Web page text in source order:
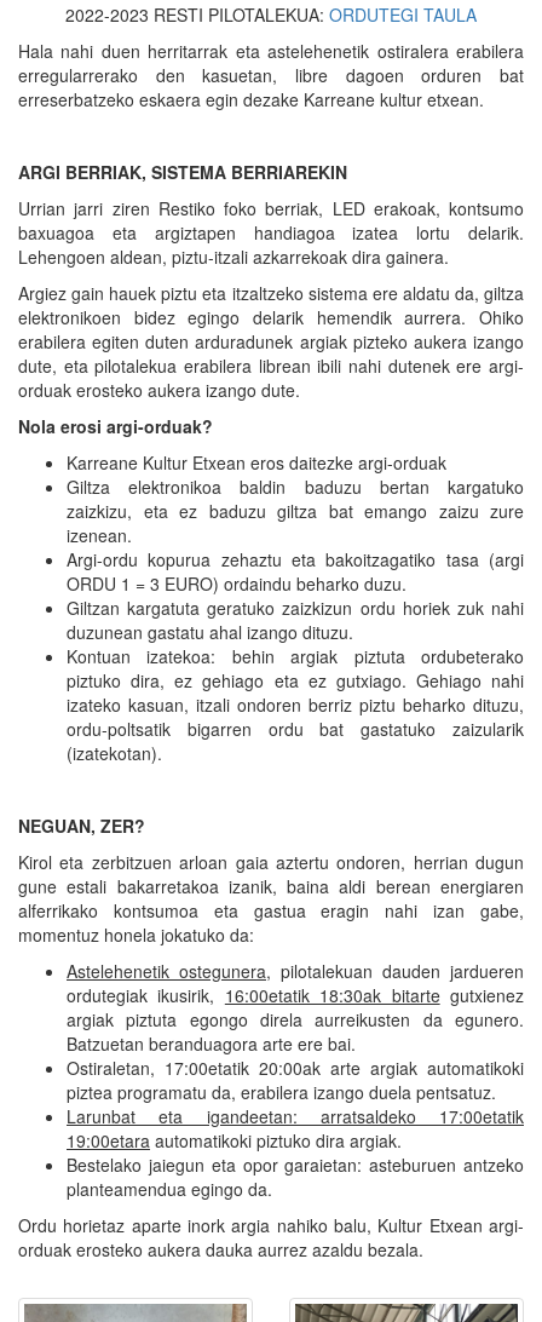
2022-2023 RESTI PILOTALEKUA: ORDUTEGI TAULA
Hala nahi duen herritarrak eta astelehenetik ostiralera erabilera
erregularrerako den kasuetan, libre dagoen orduren bat
erreserbatzeko eskaera egin dezake Karreane kultur etxean.
ARGI BERRIAK, SISTEMA BERRIAREKIN
Urrian jarri ziren Restiko foko berriak, LED erakoak, kontsumo
baxuagoa eta argiztapen handiagoa izatea lortu delarik.
Lehengoen aldean, piztu-itzali azkarrekoak dira gainera.
Argiez gain hauek piztu eta itzaltzeko sistema ere aldatu da, giltza
elektronikoen bidez egingo delarik hemendik aurrera. Ohiko
erabilera egiten duten arduradunek argiak pizteko aukera izango
dute, eta pilotalekua erabilera librean ibili nahi dutenek ere argi-
orduak erosteko aukera izango dute.
Nola erosi argi-orduak?
Karreane Kultur Etxean eros daitezke argi-orduak
Giltza elektronikoa baldin baduzu bertan kargatuko
zaizkizu, eta ez baduzu giltza bat emango zaizu zure
izenean.
Argi-ordu kopurua zehaztu eta bakoitzagatiko tasa (argi
ORDU 1 = 3 EURO) ordaindu beharko duzu.
Giltzan kargatuta geratuko zaizkizun ordu horiek zuk nahi
duzunean gastatu ahal izango dituzu.
Kontuan izatekoa: behin argiak piztuta ordubeterako
piztuko dira, ez gehiago eta ez gutxiago. Gehiago nahi
izateko kasuan, itzali ondoren berriz piztu beharko dituzu,
ordu-poltsatik bigarren ordu bat gastatuko zaizularik
(izatekotan).
NEGUAN, ZER?
Kirol eta zerbitzuen arloan gaia aztertu ondoren, herrian dugun
gune estali bakarretakoa izanik, baina aldi berean energiaren
alferrikako kontsumoa eta gastua eragin nahi izan gabe,
momentuz honela jokatuko da:
Astelehenetik ostegunera, pilotalekuan dauden jardueren
ordutegiak ikusirik, 16:00etatik 18:30ak bitartegutxienez
argiak piztuta egongo direla aurreikusten da egunero.
Batzuetan beranduagora arte ere bai.
Ostiraletan, 17:00etatik 20:00ak arte argiak automatikoki
piztea programatu da, erabilera izango duela pentsatuz.
Larunbat eta igandeetan: arratsaldeko 17:00etatik
19:00etara automatikoki piztuko dira argiak.
Bestelako jaiegun eta opor garaietan: asteburuen antzeko
planteamendua egingo da.
Ordu horietaz aparte inork argia nahiko balu, Kultur Etxean argi-
orduak erosteko aukera dauka aurrez azaldu bezala.